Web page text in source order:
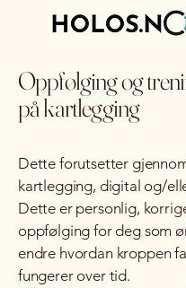
Oppfølging og
på kartlegging
Dette forutsetter
kartlegging, digital og/
Dette er personlig,
oppfølging for deg som
endre hvordan kroppen
fungerer over tid.